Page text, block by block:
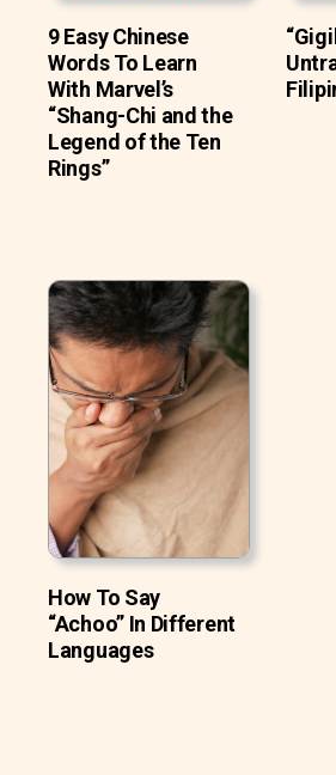
9 Easy Chinese
Words To Learn
With Marvel’s
“Shang-Chi and the
Legend of the Ten
Rings”
How To Say
“Achoo” In Different
Languages